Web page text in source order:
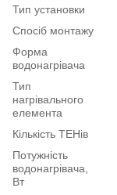
Тип установки
Спосіб монтажу
Форма
водонагрівача
Тип
нагрівального
елемента
Кількість ТЕНів
Потужність
водонагрівача,
Вт